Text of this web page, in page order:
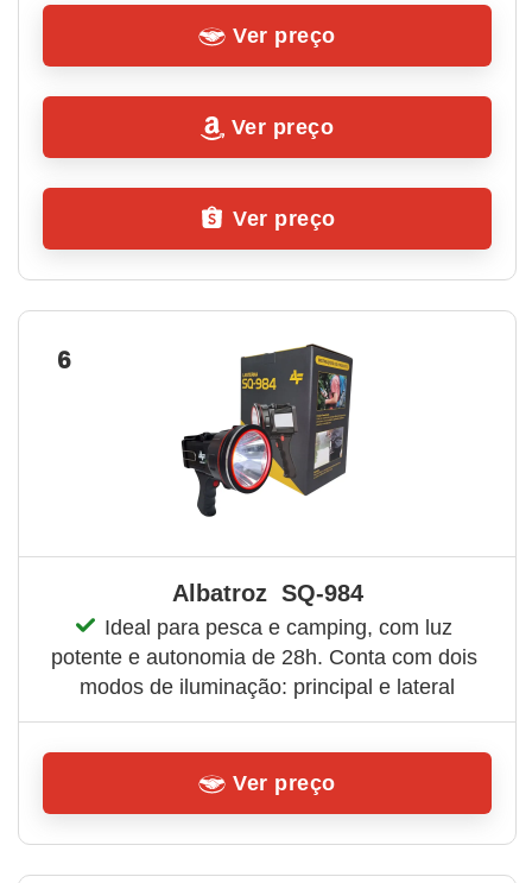
Ver preço
Ver preço
Ver preço
6
Albatroz  SQ-984
Ideal para pesca e camping, com luz
potente e autonomia de 28h. Conta com dois
modos de iluminação: principal e lateral
Ver preço